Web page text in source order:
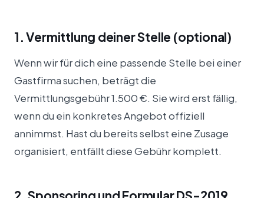
1. Vermittlung deiner Stelle (optional)
Wenn wir für dich eine passende Stelle bei einer
Gastfirma suchen, beträgt die
Vermittlungsgebühr 1.500 €. Sie wird erst fällig,
wenn du ein konkretes Angebot offiziell
annimmst. Hast du bereits selbst eine Zusage
organisiert, entfällt diese Gebühr komplett.